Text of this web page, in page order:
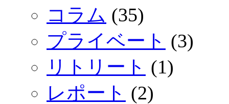
コラム (35)
プライベート (3)
リトリート (1)
レポート (2)